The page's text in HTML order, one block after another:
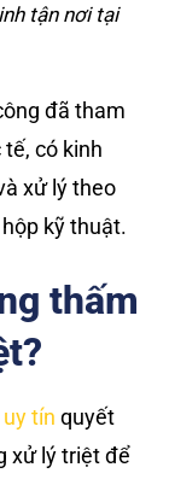
tận nơi tại
đã tham
có kinh
xử lý theo
kỹ thuật.
thấm
tín quyết
xử lý triệt để